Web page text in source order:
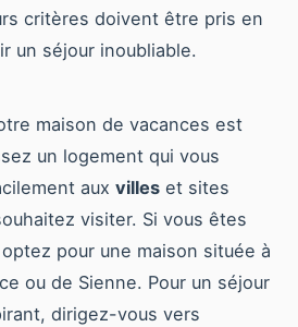
critères doivent être pris en
un séjour inoubliable.
maison de vacances est
un logement qui vous
aux villes et sites
visiter. Si vous êtes
pour une maison située à
ou de Sienne. Pour un séjour
dirigez-vous vers